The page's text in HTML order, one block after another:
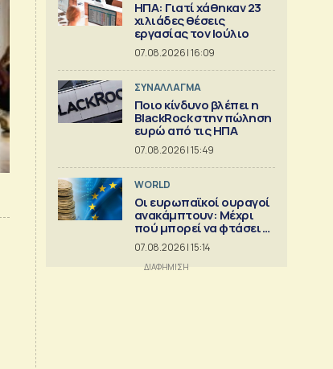
ΗΠΑ: Γιατί χάθηκαν 23
χιλιάδες θέσεις
εργασίας τον Ιούλιο
07.08.2026 | 16:09
ΣΥΝΑΛΛΑΓΜΑ
Ποιο κίνδυνο βλέπει η
BlackRock στην πώληση
ευρώ από τις ΗΠΑ
07.08.2026 | 15:49
WORLD
Οι ευρωπαϊκοί ουραγοί
ανακάμπτουν: Μέχρι
πού μπορεί να φτάσει η
άνοδος;
07.08.2026 | 15:14